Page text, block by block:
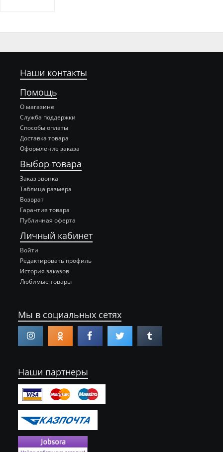
Наши контакты
Помощь
О магазине
Служба поддержки
Способы оплаты
Доставка товара
Оформление заказа
Выбор товара
Заказ звонка
Таблица размера
Возврат
Гарантия товара
Публичная оферта
Личный кабинет
Войти
Редактировать профиль
История заказов
Любимые товары
Мы в социальных сетях
Наши партнеры